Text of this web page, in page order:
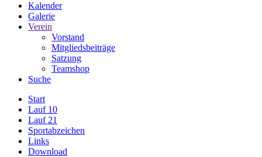
Kalender
Galerie
Verein
Vorstand
Mitgliedsbeiträge
Satzung
Teamshop
Suche
Start
Lauf 10
Lauf 21
Sportabzeichen
Links
Download